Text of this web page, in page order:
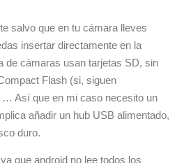
salvo que en tu cámara lleves
insertar directamente en la
de cámaras usan tarjetas SD, sin
Flash (si, siguen
Así que en mi caso necesito un
añadir un hub USB alimentado,
duro.
que android no lee todos los